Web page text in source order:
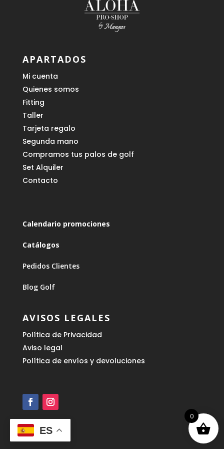
APARTADOS
Mi cuenta
Quienes somos
Fitting
Taller
Tarjeta regalo
Segunda mano
Compramos tus palos de golf
Set Alquiler
Contacto
Calendario promociones
Catálogos
Pedidos Clientes
Blog Golf
AVISOS LEGALES
Política de Privacidad
Aviso legal
Política de envíos y devoluciones
ES
0